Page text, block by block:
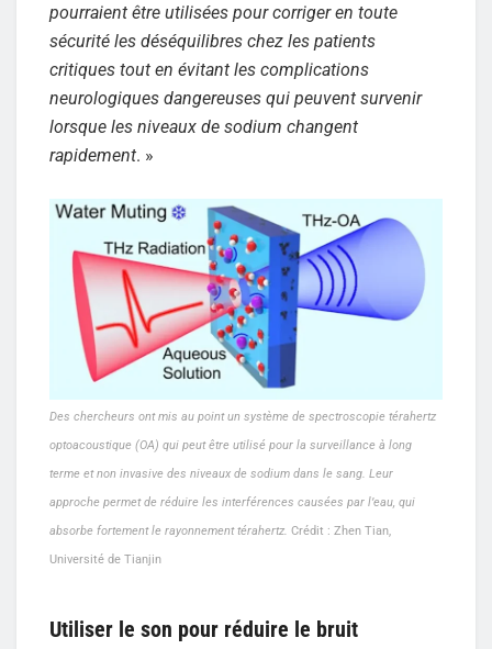
pourraient être utilisées pour corriger en toute
sécurité les déséquilibres chez les patients
critiques tout en évitant les complications
neurologiques dangereuses qui peuvent survenir
lorsque les niveaux de sodium changent
rapidement. »
Des chercheurs ont mis au point un système de spectroscopie térahertz
optoacoustique (OA) qui peut être utilisé pour la surveillance à long
terme et non invasive des niveaux de sodium dans le sang. Leur
approche permet de réduire les interférences causées par l’eau, qui
absorbe fortement le rayonnement térahertz. Crédit : Zhen Tian,
Université de Tianjin
Utiliser le son pour réduire le bruit